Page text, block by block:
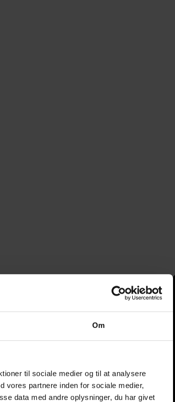
Om
til sociale medier og til at analysere
vores partnere inden for sociale medier,
data med andre oplysninger, du har givet